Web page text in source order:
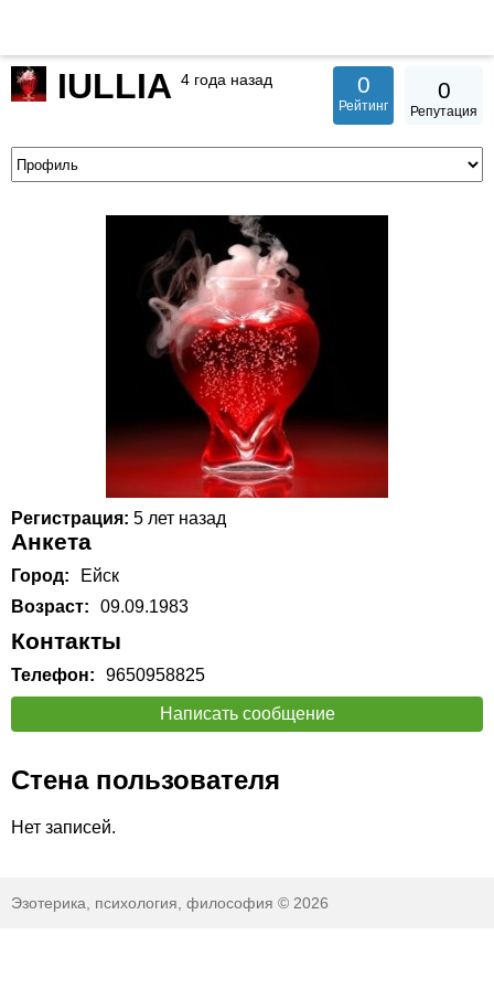
IULLIA 4 года назад 0
Рейтинг
0
Репутация
Регистрация: 5 лет назад
Анкета
Город:
Ейск
Возраст:
09.09.1983
Контакты
Телефон: 9650958825
Написать сообщение
Стена пользователя
Нет записей.
Эзотерика, психология, философия © 2026